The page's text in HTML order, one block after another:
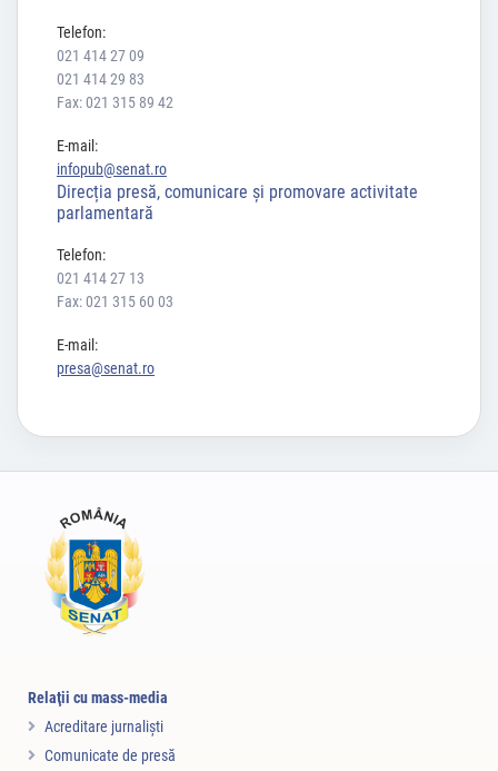
Telefon:
021 414 27 09
021 414 29 83
Fax: 021 315 89 42
E-mail:
infopub@senat.ro
Direcția presă, comunicare și promovare activitate
parlamentară
Telefon:
021 414 27 13
Fax: 021 315 60 03
E-mail:
presa@senat.ro
Relaţii cu mass-media
Acreditare jurnalişti
Comunicate de presă